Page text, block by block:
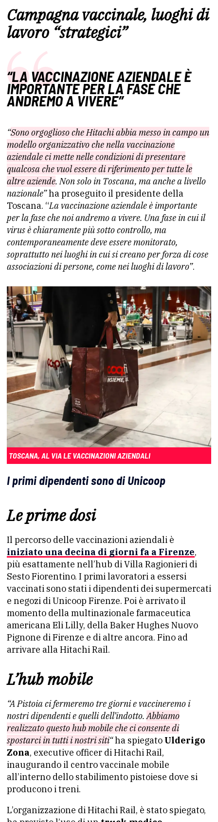
Campagna vaccinale, luoghi di
lavoro “strategici”
“LA VACCINAZIONE AZIENDALE È
IMPORTANTE PER LA FASE CHE
ANDREMO A VIVERE”
“Sono orgoglioso che Hitachi abbia messo in campo un
modello organizzativo che nella vaccinazione
aziendale ci mette nelle condizioni di presentare
qualcosa che vuol essere di riferimento per tutte le
altre aziende. Non solo in Toscana, ma anche a livello
nazionale”ha proseguito il presidente della
Toscana. “La vaccinazione aziendale è importante
per la fase che noi andremo a vivere. Una fase in cui il
virus è chiaramente più sotto controllo, ma
contemporaneamente deve essere monitorato,
soprattutto nei luoghi in cui si creano per forza di cose
associazioni di persone, come nei luoghi di lavoro”.
TOSCANA, AL VIA LE VACCINAZIONI AZIENDALI
I primi dipendenti sono di Unicoop
Le prime dosi
Il percorso delle vaccinazioni aziendali è
iniziato una decina di giorni fa a Firenze,
più esattamente nell’hub di Villa Ragionieri di
Sesto Fiorentino. I primi lavoratori a essersi
vaccinati sono stati i dipendenti dei supermercati
e negozi di Unicoop Firenze. Poi è arrivato il
momento della multinazionale farmaceutica
americana Eli Lilly, della Baker Hughes Nuovo
Pignone di Firenze e di altre ancora. Fino ad
arrivare alla Hitachi Rail.
L’hub mobile
“A Pistoia ci fermeremo tre giorni e vaccineremo i
nostri dipendenti e quelli dell’indotto.Abbiamo
realizzato questo hub mobile che ci consente di
spostarci in tutti i nostri siti“ha spiegato Ulderigo
Zona, executive officer di Hitachi Rail,
inaugurando il centro vaccinale mobile
all’interno dello stabilimento pistoiese dove si
producono i treni.
L’organizzazione di Hitachi Rail, è stato spiegato,